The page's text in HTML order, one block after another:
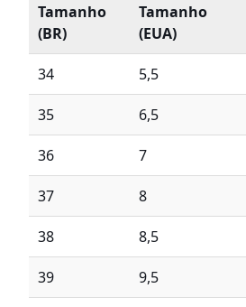
Tamanho
(BR)
Tamanho
(EUA)
34 5,5
35 6,5
36 7
37 8
38 8,5
39 9,5